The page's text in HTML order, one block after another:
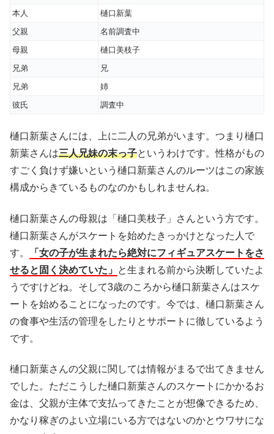
本人
樋口新葉
父親
名前調査中
母親
樋口美枝子
兄弟
兄
兄弟
姉
彼氏
調査中
樋口新葉さんには、上に二人の兄弟がいます。つまり樋口
新葉さんは三人兄妹の末っ子というわけです。性格がもの
すごく負けず嫌いという樋口新葉さんのルーツはこの家族
構成からきているものなのかもしれませんね。
樋口新葉さんの母親は「樋口美枝子」さんという方です。
樋口新葉さんがスケートを始めたきっかけとなった人で
す。
「女の子が生まれたら絶対にフィギュアスケートをさ
せると固く決めていた」
と生まれる前から決断していたよ
うですけどね。そして3歳のころから樋口新葉さんはスケ
ートを始めることになったのです。今では、樋口新葉さん
の食事や生活の管理をしたりとサポートに徹しているよう
です。
樋口新葉さんの父親に関しては情報がまるで出てきません
でした。ただこうした樋口新葉さんのスケートにかかるお
金は、父親が主体で支払ってきたことが想像できるため、
かなり稼ぎのよい立場にいる方ではないのかとウワサにな